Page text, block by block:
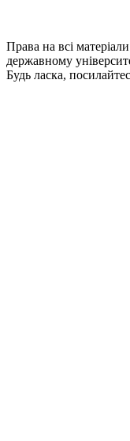
Права на всі
державному
Будь ласка,